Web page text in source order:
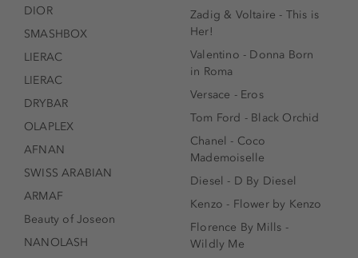
DIOR
SMASHBOX
LIERAC
LIERAC
DRYBAR
OLAPLEX
AFNAN
SWISS ARABIAN
ARMAF
Beauty of Joseon
NANOLASH
Zadig & Voltaire - This is
Her!
Valentino - Donna Born
in Roma
Versace - Eros
Tom Ford - Black Orchid
Chanel - Coco
Mademoiselle
Diesel - D By Diesel
Kenzo - Flower by Kenzo
Florence By Mills -
Wildly Me